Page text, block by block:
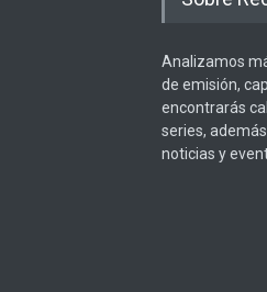
Analizamos
de emisión,
encontrarás
series,
noticias y